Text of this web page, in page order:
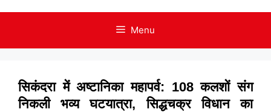
Menu
सिकंदरा में अष्टानिका महापर्व: 108 कलशों संग
निकली भव्य घटयात्रा, सिद्धचक्र विधान का